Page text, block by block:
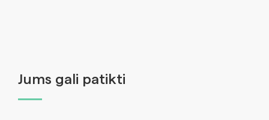
Jums gali patikti